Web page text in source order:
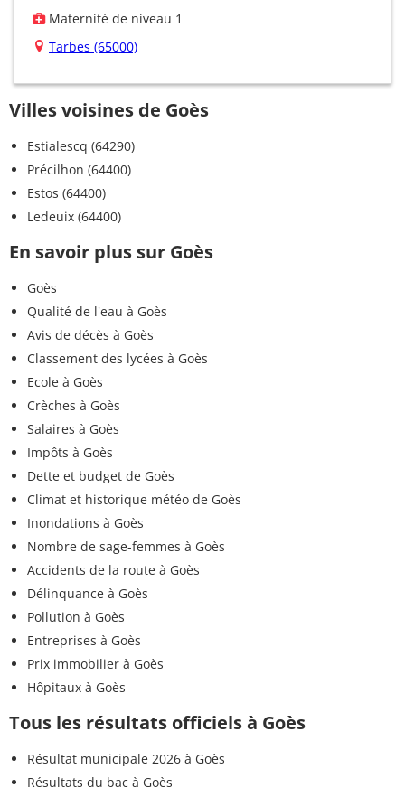
Maternité de niveau 1
Tarbes (65000)
Villes voisines de Goès
Estialescq (64290)
Précilhon (64400)
Estos (64400)
Ledeuix (64400)
En savoir plus sur Goès
Goès
Qualité de l'eau à Goès
Avis de décès à Goès
Classement des lycées à Goès
Ecole à Goès
Crèches à Goès
Salaires à Goès
Impôts à Goès
Dette et budget de Goès
Climat et historique météo de Goès
Inondations à Goès
Nombre de sage-femmes à Goès
Accidents de la route à Goès
Délinquance à Goès
Pollution à Goès
Entreprises à Goès
Prix immobilier à Goès
Hôpitaux à Goès
Tous les résultats officiels à Goès
Résultat municipale 2026 à Goès
Résultats du bac à Goès